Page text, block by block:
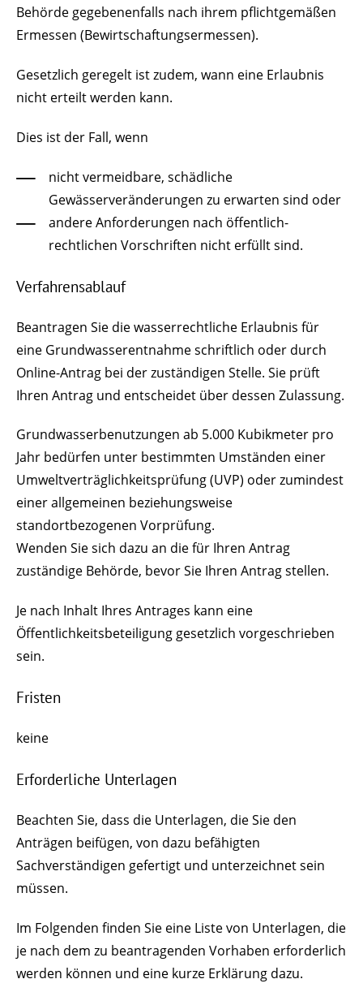
Behörde gegebenenfalls nach ihrem pflichtgemäßen
Ermessen (Bewirtschaftungsermessen).
Gesetzlich geregelt ist zudem, wann eine Erlaubnis
nicht erteilt werden kann.
Dies ist der Fall, wenn
nicht vermeidbare, schädliche
Gewässerveränderungen zu erwarten sind oder
andere Anforderungen nach öffentlich-
rechtlichen Vorschriften nicht erfüllt sind.
Verfahrensablauf
Beantragen Sie die wasserrechtliche Erlaubnis für
eine Grundwasserentnahme schriftlich oder durch
Online-Antrag bei der zuständigen Stelle. Sie prüft
Ihren Antrag und entscheidet über dessen Zulassung.
Grundwasserbenutzungen ab 5.000 Kubikmeter pro
Jahr bedürfen unter bestimmten Umständen einer
Umweltverträglichkeitsprüfung (UVP) oder zumindest
einer allgemeinen beziehungsweise
standortbezogenen Vorprüfung.
Wenden Sie sich dazu an die für Ihren Antrag
zuständige Behörde, bevor Sie Ihren Antrag stellen.
Je nach Inhalt Ihres Antrages kann eine
Öffentlichkeitsbeteiligung gesetzlich vorgeschrieben
sein.
Fristen
keine
Erforderliche Unterlagen
Beachten Sie, dass die Unterlagen, die Sie den
Anträgen beifügen, von dazu befähigten
Sachverständigen gefertigt und unterzeichnet sein
müssen.
Im Folgenden finden Sie eine Liste von Unterlagen, die
je nach dem zu beantragenden Vorhaben erforderlich
werden können und eine kurze Erklärung dazu.